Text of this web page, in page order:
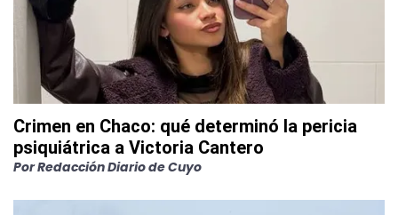
Crimen en Chaco: qué determinó la pericia
psiquiátrica a Victoria Cantero
PorRedacción Diario de Cuyo